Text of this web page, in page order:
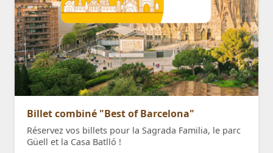
Billet combiné "Best of Barcelona"
Réservez vos billets pour la Sagrada Familia, le parc
Güell et la Casa Batlló !